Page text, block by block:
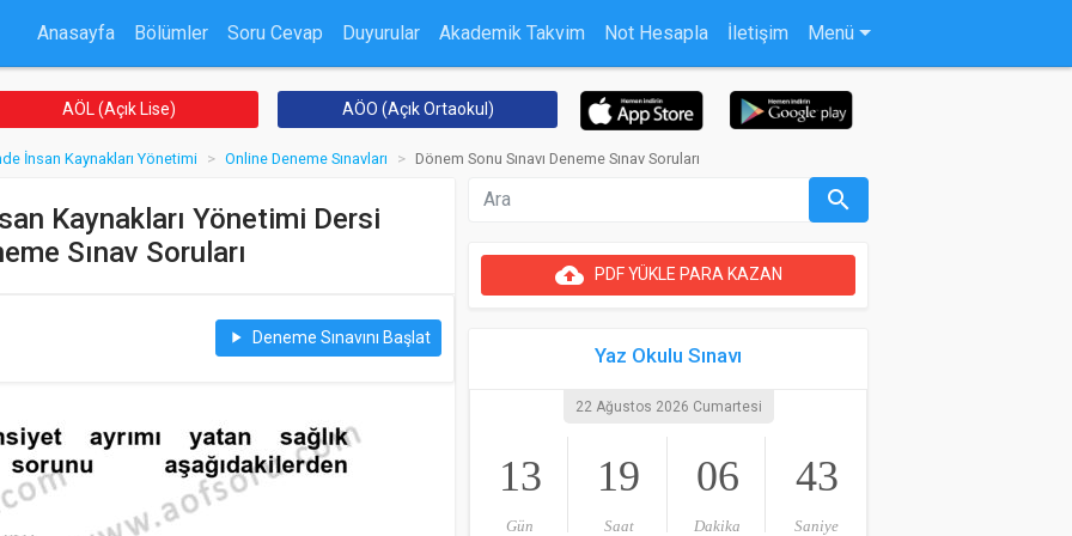
Anasayfa Bölümler Soru Cevap Duyurular Akademik Takvim Not Hesapla İletişim Menü
AÖL (Açık Lise) AÖO (Açık Ortaokul)
İnsan Kaynakları Yönetimi Online Deneme Sınavları Dönem Sonu Sınavı Deneme Sınav Soruları
Kaynakları Yönetimi Dersi
Sınav Soruları
play_arrow Deneme Sınavını Başlat
search
cloud_uploadPDF YÜKLE PARA KAZAN
Yaz Okulu Sınavı
22 Ağustos 2026 Cumartesi
13
Gün
19
Saat
06
Dakika
42
Saniye